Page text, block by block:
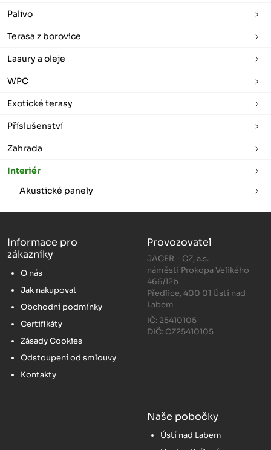
Palivo
Terasa z borovice
Lasury a oleje
WPC
Exotické terasy
Příslušenství
Zahrada
Interiér
Akustické panely
Informace pro
zákazníky
O nás
Jak nakupovat
Obchodní podmínky
Certifikáty
Zásady Cookies
Odstoupení od smlouvy
Kontakty
Provozovatel
JACER - CZ, a.s.
náměstí Prokopa Velikého
466/12b
Předlice, 400 01 Ústí nad
Labem
IČ: 25410105
DIČ: CZ25410105
Naše pobočky
Ústí nad Labem